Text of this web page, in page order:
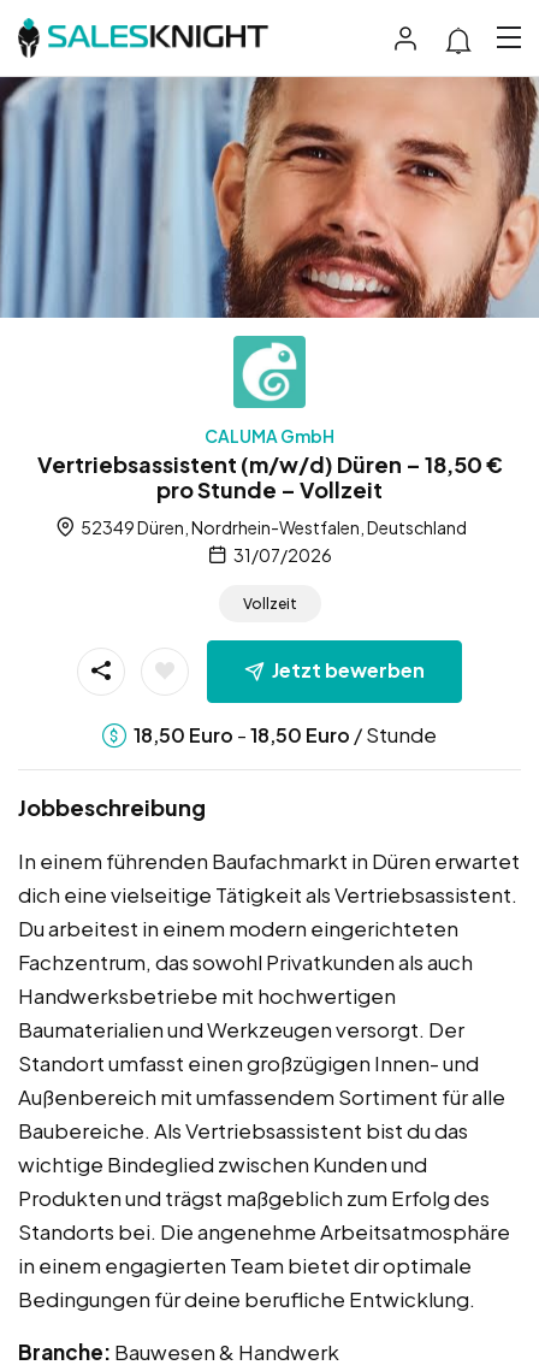
CALUMA GmbH
Vertriebsassistent (m/w/d) Düren – 18,50 €
pro Stunde – Vollzeit
52349 Düren, Nordrhein-Westfalen, Deutschland
31/07/2026
Vollzeit
Jetzt bewerben
18,50 Euro -18,50 Euro / Stunde
Jobbeschreibung
In einem führenden Baufachmarkt in Düren erwartet
dich eine vielseitige Tätigkeit als Vertriebsassistent.
Du arbeitest in einem modern eingerichteten
Fachzentrum, das sowohl Privatkunden als auch
Handwerksbetriebe mit hochwertigen
Baumaterialien und Werkzeugen versorgt. Der
Standort umfasst einen großzügigen Innen- und
Außenbereich mit umfassendem Sortiment für alle
Baubereiche. Als Vertriebsassistent bist du das
wichtige Bindeglied zwischen Kunden und
Produkten und trägst maßgeblich zum Erfolg des
Standorts bei. Die angenehme Arbeitsatmosphäre
in einem engagierten Team bietet dir optimale
Bedingungen für deine berufliche Entwicklung.
Branche: Bauwesen & Handwerk